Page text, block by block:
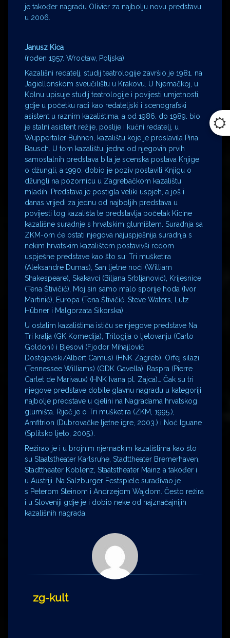
je također nagradu Olivier za najbolju novu predstavu
u 2006.
Janusz Kica
(rođen 1957. Wrocław, Poljska)
Kazališni redatelj, studij teatrologije završio je 1981. na
Jagiellonskom sveučilištu u Krakovu. U Njemačkoj, u
Kölnu upisuje studij teatrologije i povijesti umjetnosti,
gdje u početku radi kao redateljski i scenografski
asistent u raznim kazalištima, a od 1986. do 1989. bio
je stalni asistent režije, poslije i kućni redatelj, u
Wuppertaler Bühnen, kazalištu koje je proslavila Pina
Bausch. U tom kazalištu, jedna od njegovih prvih
samostalnih predstava bila je scenska postava Knjige
o džungli, a 1990. dobio je poziv postaviti Knjigu o
džungli na pozornicu u Zagrebačkom kazalištu
mladih. Predstava je postigla veliki uspjeh, a još i
danas vrijedi za jednu od najboljih predstava u
povijesti tog kazališta te predstavlja početak Kicine
kazališne suradnje s hrvatskim glumištem. Suradnja sa
ZKM-om će ostati njegova najuspješnija suradnja s
nekim hrvatskim kazalištem postavivši redom
uspješne predstave kao što su: Tri mušketira
(Aleksandre Dumas), San ljetne noći (William
Shakespeare), Skakavci (Biljana Srbljanović), Krijesnice
(Tena Štivičić), Moj sin samo malo sporije hoda (Ivor
Martinić), Europa (Tena Štivičić, Steve Waters, Lutz
Hübner i Malgorzata Sikorska)…
U ostalim kazalištima ističu se njegove predstave Na
Tri kralja (GK Komedija), Trilogija o ljetovanju (Carlo
Goldoni) i Bjesovi (Fjodor Mihajlovič
Dostojevski/Albert Camus) (HNK Zagreb), Orfej silazi
(Tennessee Williams) (GDK Gavella), Raspra (Pierre
Carlet de Marivaux) (HNK Ivana pl. Zajca)… Čak su tri
njegove predstave dobile glavnu nagradu u kategoriji
najbolje predstave u cjelini na Nagradama hrvatskog
glumišta. Riječ je o Tri mušketira (ZKM, 1995.),
Amfitrion (Dubrovačke ljetne igre, 2003.) i Noć Iguane
(Splitsko ljeto, 2005.).
Režirao je i u brojnim njemačkim kazalištima kao što
su Staatstheater Karlsruhe, Stadttheater Bremerhaven,
Stadttheater Koblenz, Staatstheater Mainz a također i
u Austriji. Na Salzburger Festspiele surađivao je
s Peterom Steinom i Andrzejom Wajdom. Često režira
i u Sloveniji gdje je i dobio neke od najznačajnijih
kazališnih nagrada.
zg-kult